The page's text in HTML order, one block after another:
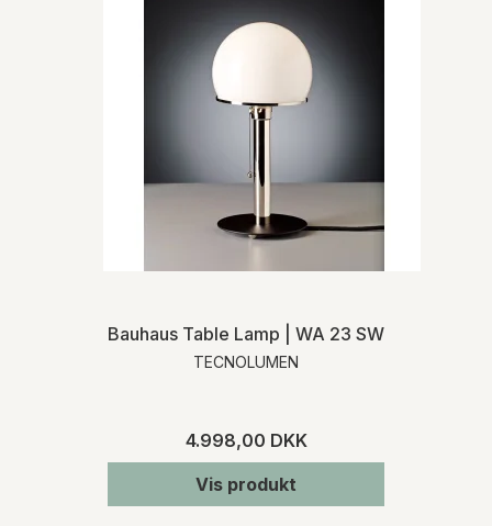
Bauhaus Table Lamp | WA 23 SW
TECNOLUMEN
4.998,00 DKK
Vis produkt